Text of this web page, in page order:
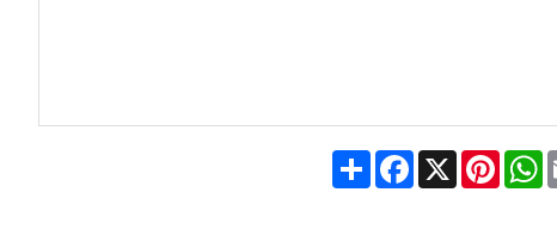
ShareFacebook
X